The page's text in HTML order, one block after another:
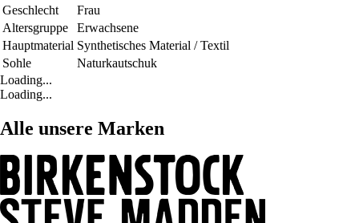
Geschlecht
Frau
Altersgruppe
Erwachsene
Hauptmaterial Synthetisches Material / Textil
Sohle
Naturkautschuk
Loading...
Loading...
Alle unsere Marken